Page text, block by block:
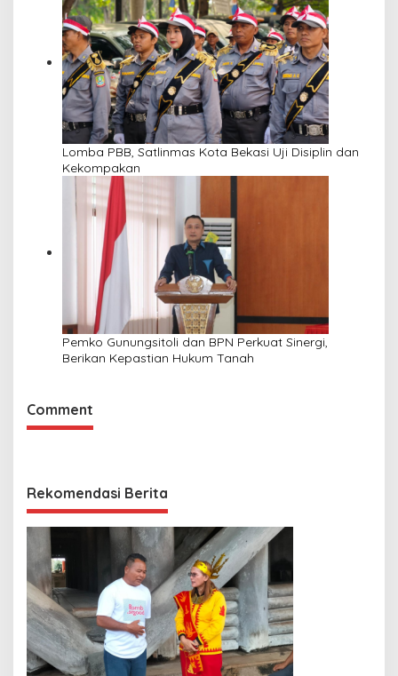
Lomba PBB, Satlinmas Kota Bekasi Uji Disiplin dan
Kekompakan
Pemko Gunungsitoli dan BPN Perkuat Sinergi,
Berikan Kepastian Hukum Tanah
Comment
Rekomendasi Berita